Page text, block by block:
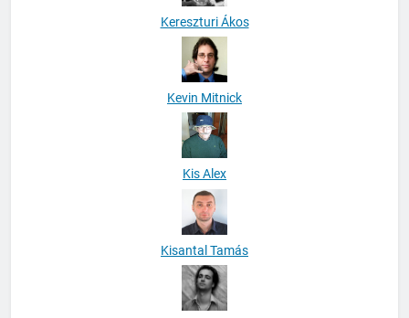
Kereszturi Ákos
Kevin Mitnick
Kis Alex
Kisantal Tamás